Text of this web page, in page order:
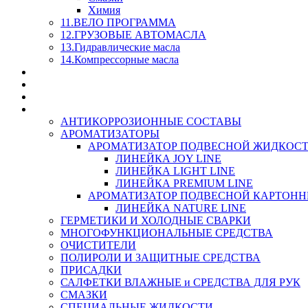
Химия
11.ВЕЛО ПРОГРАММА
12.ГРУЗОВЫЕ АВТОМАСЛА
13.Гидравлические масла
14.Компрессорные масла
АНТИКОРРОЗИОННЫЕ СОСТАВЫ
АРОМАТИЗАТОРЫ
АРОМАТИЗАТОР ПОДВЕСНОЙ
ЛИНЕЙКА JOY LINE
ЛИНЕЙКА LIGHT LINE
ЛИНЕЙКА PREMIUM LINE
АРОМАТИЗАТОР ПОДВЕСНОЙ
ЛИНЕЙКА NATURE LINE
ГЕРМЕТИКИ И ХОЛОДНЫЕ СВАРКИ
МНОГОФУНКЦИОНАЛЬНЫЕ СРЕДСТВА
ОЧИСТИТЕЛИ
ПОЛИРОЛИ И ЗАЩИТНЫЕ СРЕДСТВА
ПРИСАДКИ
САЛФЕТКИ ВЛАЖНЫЕ и СРЕДСТВА ДЛЯ РУК
СМАЗКИ